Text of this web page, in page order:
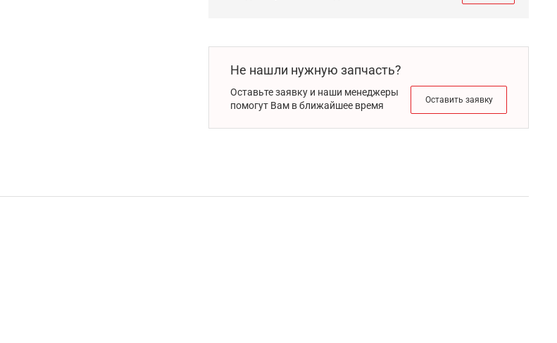
Не нашли нужную запчасть?
Оставьте заявку и наши менеджеры
помогут Вам в ближайшее время
Оставить заявку